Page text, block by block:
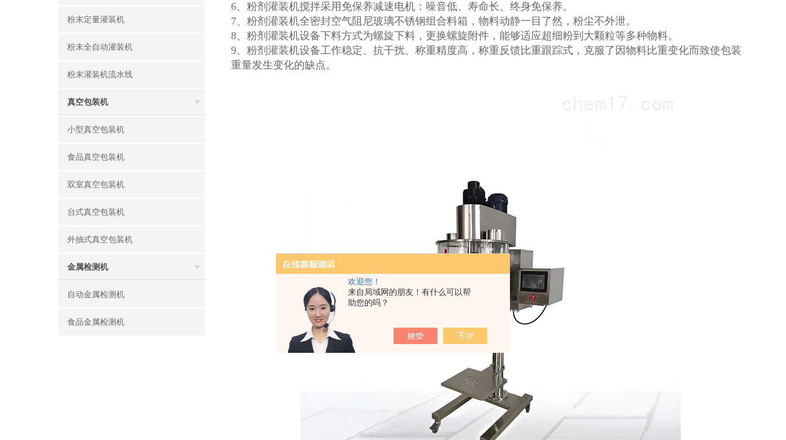
欢迎您！
来自局域网的朋友！有什么可以帮
助您的吗？
粉末定量灌装机
粉末全自动灌装机
粉末灌装机流水线
真空包装机
小型真空包装机
食品真空包装机
双室真空包装机
台式真空包装机
外抽式真空包装机
金属检测机
自动金属检测机
食品金属检测机
6、粉剂灌装机搅拌采用免保养减速电机：噪音低、寿命长、终身免保养。
7、粉剂灌装机全密封空气阻尼玻璃不锈钢组合料箱，物料动静一目了然，粉尘不外泄。
8、粉剂灌装机设备下料方式为螺旋下料，更换螺旋附件，能够适应超细粉到大颗粒等多种物料。
9、粉剂灌装机设备工作稳定、抗干扰、称重精度高，称重反馈比重跟踪式，克服了因物料比重变化而致使包装
重量发生变化的缺点。